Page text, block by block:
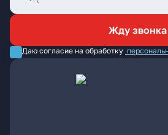
Жду звонка
Даю согласие на обработку